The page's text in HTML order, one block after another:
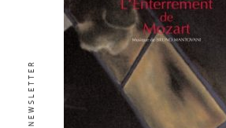
NEWSLETTER